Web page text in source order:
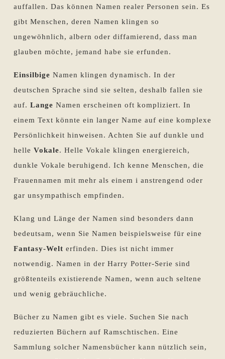
auffallen. Das können Namen realer Personen sein. Es
gibt Menschen, deren Namen klingen so
ungewöhnlich, albern oder diffamierend, dass man
glauben möchte, jemand habe sie erfunden.
Einsilbige Namen klingen dynamisch. In der
deutschen Sprache sind sie selten, deshalb fallen sie
auf. Lange Namen erscheinen oft kompliziert. In
einem Text könnte ein langer Name auf eine komplexe
Persönlichkeit hinweisen. Achten Sie auf dunkle und
helle Vokale. Helle Vokale klingen energiereich,
dunkle Vokale beruhigend. Ich kenne Menschen, die
Frauennamen mit mehr als einem i anstrengend oder
gar unsympathisch empfinden.
Klang und Länge der Namen sind besonders dann
bedeutsam, wenn Sie Namen beispielsweise für eine
Fantasy-Welt erfinden. Dies ist nicht immer
notwendig. Namen in der Harry Potter-Serie sind
größtenteils existierende Namen, wenn auch seltene
und wenig gebräuchliche.
Bücher zu Namen gibt es viele. Suchen Sie nach
reduzierten Büchern auf Ramschtischen. Eine
Sammlung solcher Namensbücher kann nützlich sein,